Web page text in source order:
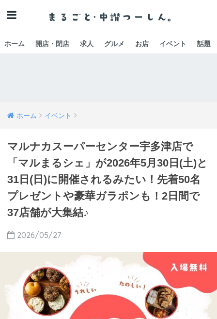
ホーム 開店・閉店 求人 グルメ お店 イベント 話題
ホーム イベント
マルナカスーパーセンター宇多津店で
「マルまるシェ」が2026年5月30日(土)と
31日(日)に開催されるみたい！先着50名
プレゼントや豪華ガラポンも！2日間で
37店舗が大集結♪
2026/05/27